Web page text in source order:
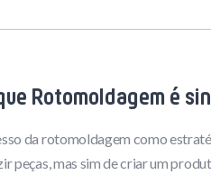
Rotomoldagem é
da rotomoldagem como
peças, mas sim de criar um